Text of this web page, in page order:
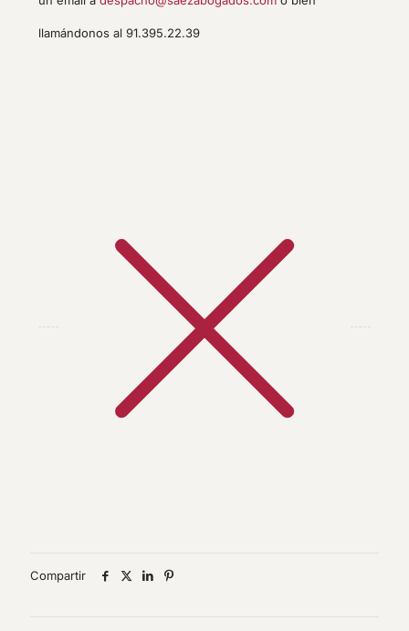
llamándonos al 91.395.22.39
Compartir